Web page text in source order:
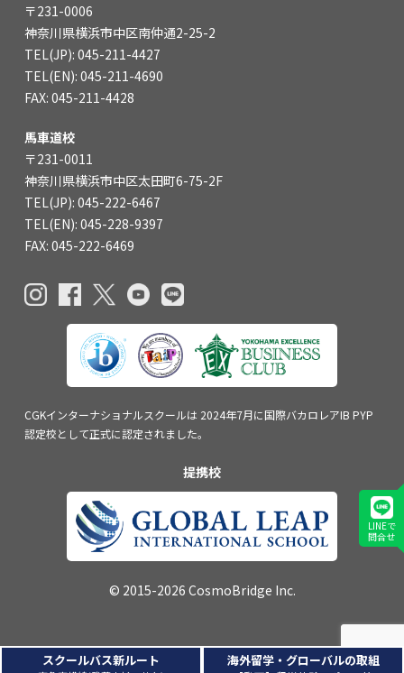
〒231-0006
神奈川県横浜市中区南仲通2-25-2
TEL(JP): 045-211-4427
TEL(EN): 045-211-4690
FAX: 045-211-4428
馬車道校
〒231-0011
神奈川県横浜市中区太田町6-75-2F
TEL(JP): 045-222-6467
TEL(EN): 045-228-9397
FAX: 045-222-6469
CGKインターナショナルスクールは 2024年7月に国際バカロレアIB PYP
認定校として正式に認定されました。
提携校
© 2015-2026 CosmoBridge Inc.
LINEで
問合せ
スクールバス新ルート 海外留学・グローバルの取組